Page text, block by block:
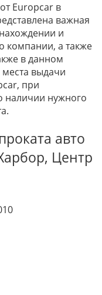
Europcar в
важная
и
компании, а также
в данном
выдачи
при
наличии нужного
авто
Центр